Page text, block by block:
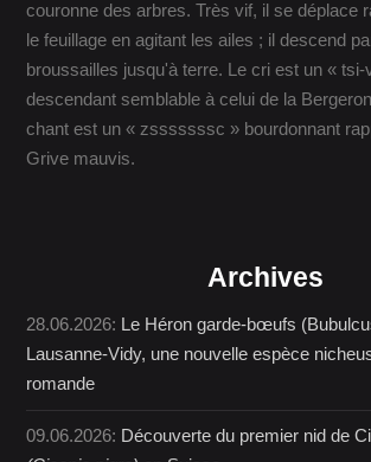
couronne des arbres. Très vif, il se déplace
le feuillage en agitant les ailes ; il descend
broussailles jusqu'à terre. Le cri est un «
descendant semblable à celui de la
chant est un « zsssssssc » bourdonnant
Grive mauvis.
Archives
28.06.2026: Le Héron garde-bœufs
Lausanne-Vidy, une nouvelle espèce
romande
09.06.2026: Découverte du premier nid de